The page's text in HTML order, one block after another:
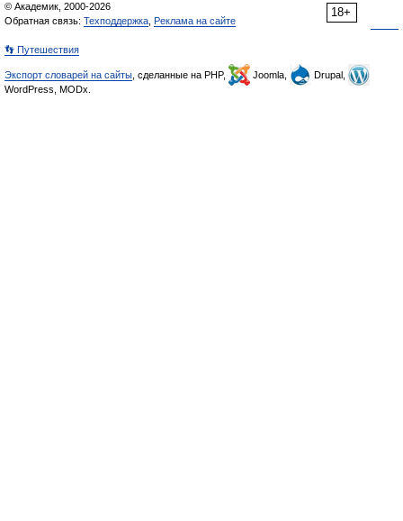
18+
© Академик, 2000-2026
Обратная связь: Техподдержка Реклама на сайте
👣 Путешествия
Экспорт словарей на сайты , сделанные на PHP, Joomla,
Drupal,
WordPress, MODx.